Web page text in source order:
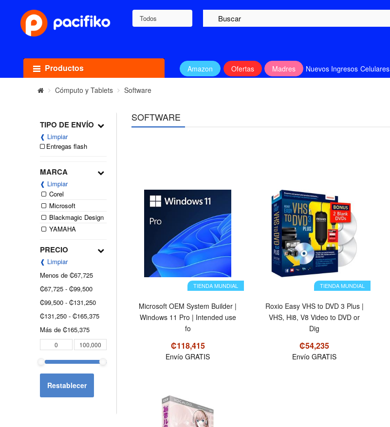
Todos
Productos Amazon Ofertas Madres Nuevos Ingresos Celulares
Cómputo y Tablets Software
TIPO DE ENVÍO
❰ Limpiar
Entregas flash
MARCA
❰ Limpiar
Corel
Microsoft
Blackmagic Design
YAMAHA
PRECIO
❰ Limpiar
Menos de₡67,725
₡67,725 -₡99,500
₡99,500 -₡131,250
₡131,250 -₡165,375
Más de₡165,375
Restablecer
SOFTWARE
TIENDA MUNDIAL
Microsoft OEM System Builder |
Windоws 11 Pro | Intended use
fo
₡118,415
Envío GRATIS
TIENDA MUNDIAL
Roxio Easy VHS to DVD 3 Plus |
VHS, Hi8, V8 Video to DVD or
Dig
₡54,235
Envío GRATIS